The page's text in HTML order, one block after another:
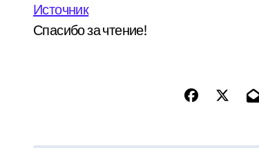
Источник
Спасибо за чтение!